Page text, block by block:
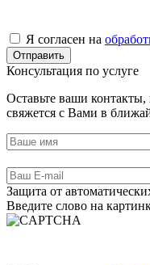
Я согласен на
Консультация по услуге
Оставьте ваши
свяжется с Вами в
Защита от
Введите слово на